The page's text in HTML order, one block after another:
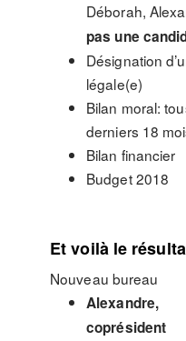
Déborah,
pas une
Désignation
légale(e)
Bilan moral:
derniers 18
Bilan financier
Budget 2018
Et voilà le
Nouveau bureau
Alexandre,
coprésident